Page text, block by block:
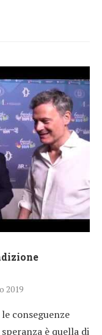
2019
conseguenze
è quella di